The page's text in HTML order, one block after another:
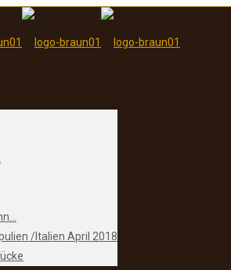
/Italien April 2018